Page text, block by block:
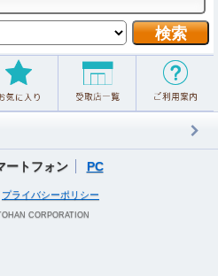
ートフォン PC
プライバシーポリシー
CORPORATION